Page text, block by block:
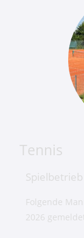
Tennis
Spielbetrieb
Folgende
2026